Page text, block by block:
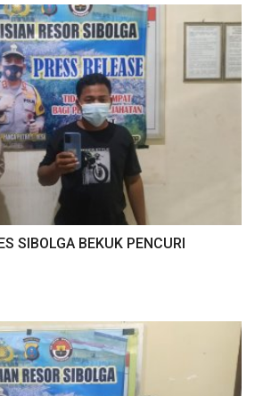
SIBOLGA BEKUK PENCURI